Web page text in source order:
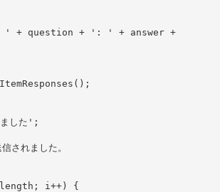
' + question + ': ' + answer +
した';
れました。
i++) {